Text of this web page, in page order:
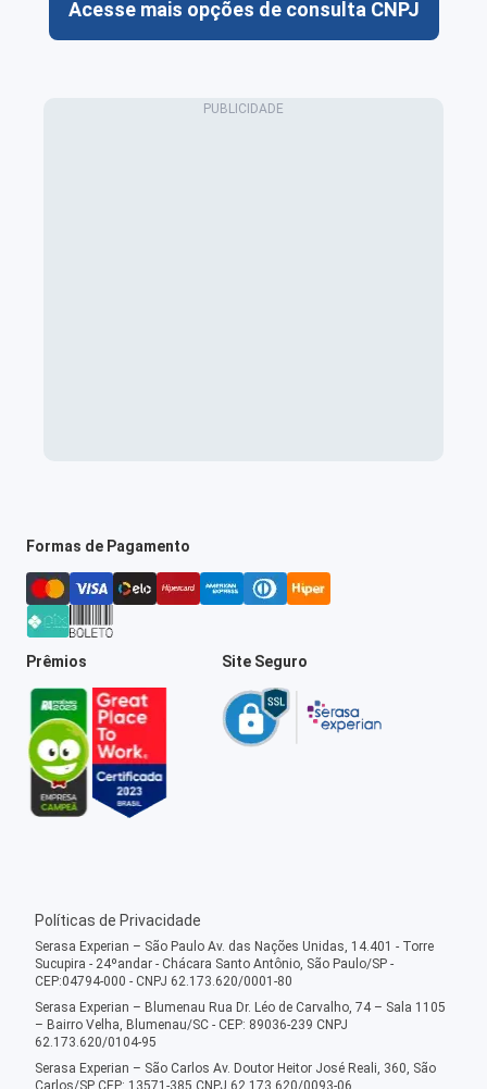
Acesse mais opções de consulta CNPJ
Formas de Pagamento
Prêmios Site Seguro
Políticas de Privacidade
Serasa Experian – São Paulo Av. das Nações Unidas, 14.401 - Torre
Sucupira - 24ºandar - Chácara Santo Antônio, São Paulo/SP -
CEP:04794-000 - CNPJ 62.173.620/0001-80
Serasa Experian – Blumenau Rua Dr. Léo de Carvalho, 74 – Sala 1105
– Bairro Velha, Blumenau/SC - CEP: 89036-239 CNPJ
62.173.620/0104-95
Serasa Experian – São Carlos Av. Doutor Heitor José Reali, 360, São
Carlos/SP CEP: 13571-385 CNPJ 62.173.620/0093-06